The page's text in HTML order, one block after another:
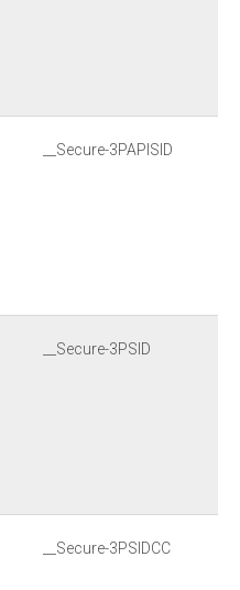
__Secure-3PAPISID
__Secure-3PSID
__Secure-3PSIDCC